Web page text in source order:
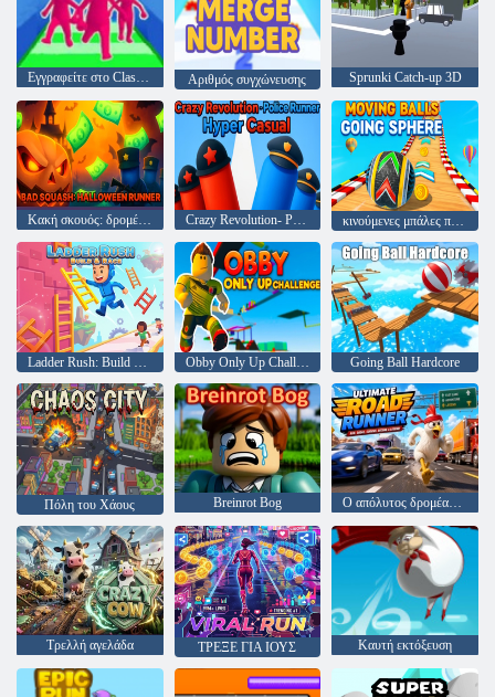
Εγγραφείτε στο Clash 3d Αριθμός συγχώνευσης Sprunki Catch-up 3D
Κακή σκουός: δρομέας αποκριών Crazy Revolution- Police Runner Hyper Casual κινούμενες μπάλες πηγαίνοντας σφαίρα
Ladder Rush: Build & Race Obby Only Up Challenge Going Ball Hardcore
Πόλη του Χάους Breinrot Bog Ο απόλυτος δρομέας δρόμου
Τρελλή αγελάδα ΤΡΕΞΕ ΓΙΑ ΙΟΥΣ Καυτή εκτόξευση